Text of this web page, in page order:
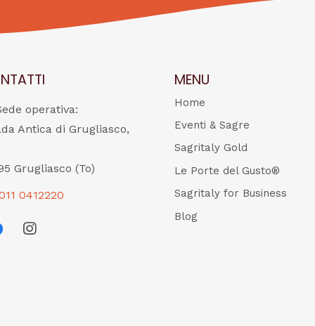
operativa:
Antica di Grugliasco,
Grugliasco (To)
0412220
MENU
Home
Eventi & Sagre
Sagritaly Gold
Le Porte del Gusto®
Sagritaly for Business
Blog